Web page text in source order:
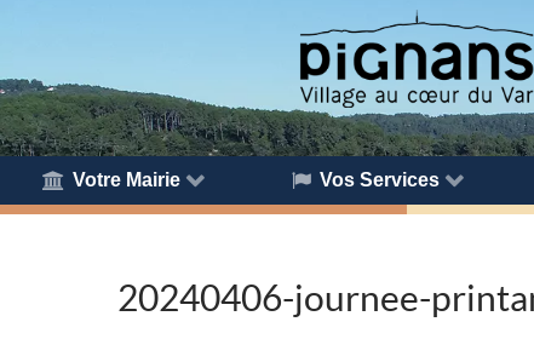
Votre Mairie Vos Services
20240406-journee-